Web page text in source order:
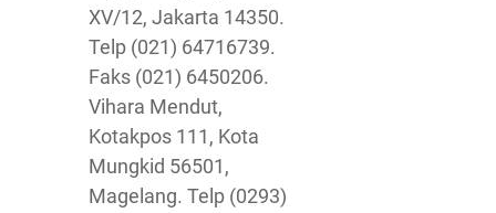
XV/12, Jakarta 14350.
Telp (021) 64716739.
Faks (021) 6450206.
Vihara Mendut,
Kotakpos 111, Kota
Mungkid 56501,
Magelang. Telp (0293)